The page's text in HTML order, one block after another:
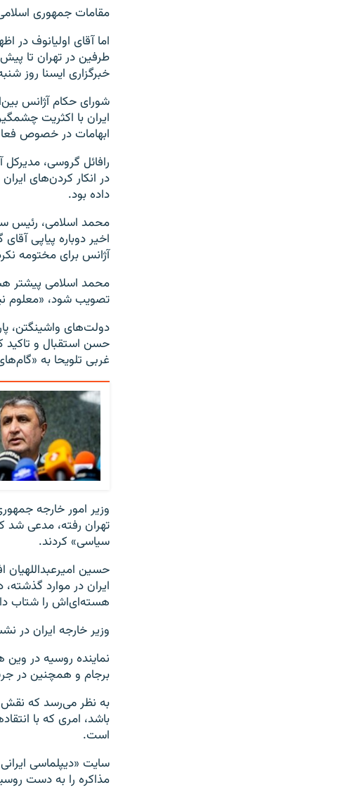
مقامات جمهوری اسلامی
خبرگزاری ایسنا روز شنبه، ۲۸ آبان،
ایران با اکثریت
ابهامات در خصوص
رافائل گروسی،
در انکار کردن‌های
داده بود.
محمد اسلامی، رئیس
اخیر دوباره پیاپی
آژانس برای مختومه
محمد اسلامی پیشتر
تصویب شود، «معلوم
حسن استقبال و تاکید
غربی تلویحا به
تهران رفته، مدعی شد
سیاسی» کردند.
حسین امیرعبداللهیان
ایران در موارد
هسته‌ای‌اش را شتاب
وزیر خارجه ایران در
نماینده روسیه در
برجام و همچنین در
به نظر می‌رسد که نقش
باشد، امری که با
است.
سایت «دیپلماسی
مذاکره را به دست